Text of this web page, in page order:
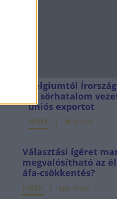
Belgiumtól
öt sörhatalom
uniós exportot
HÍREK 40 perce
Választási ígéret
megvalósítható az
áfa-csökkentés?
HÍREK egy órája